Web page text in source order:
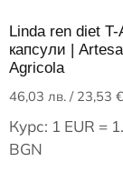
Linda ren diet
капсули |
Agricola
46,03 лв. / 23,53 €
Курс: 1 EUR =
BGN